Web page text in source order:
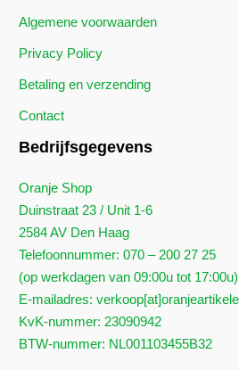
Algemene voorwaarden
Privacy Policy
Betaling en verzending
Contact
Bedrijfsgegevens
Oranje Shop
Duinstraat 23 / Unit 1-6
2584 AV Den Haag
Telefoonnummer: 070 – 200 27 25
(op werkdagen van 09:00u tot 17:00u)
E-mailadres:
KvK-nummer: 23090942
BTW-nummer: NL001103455B32